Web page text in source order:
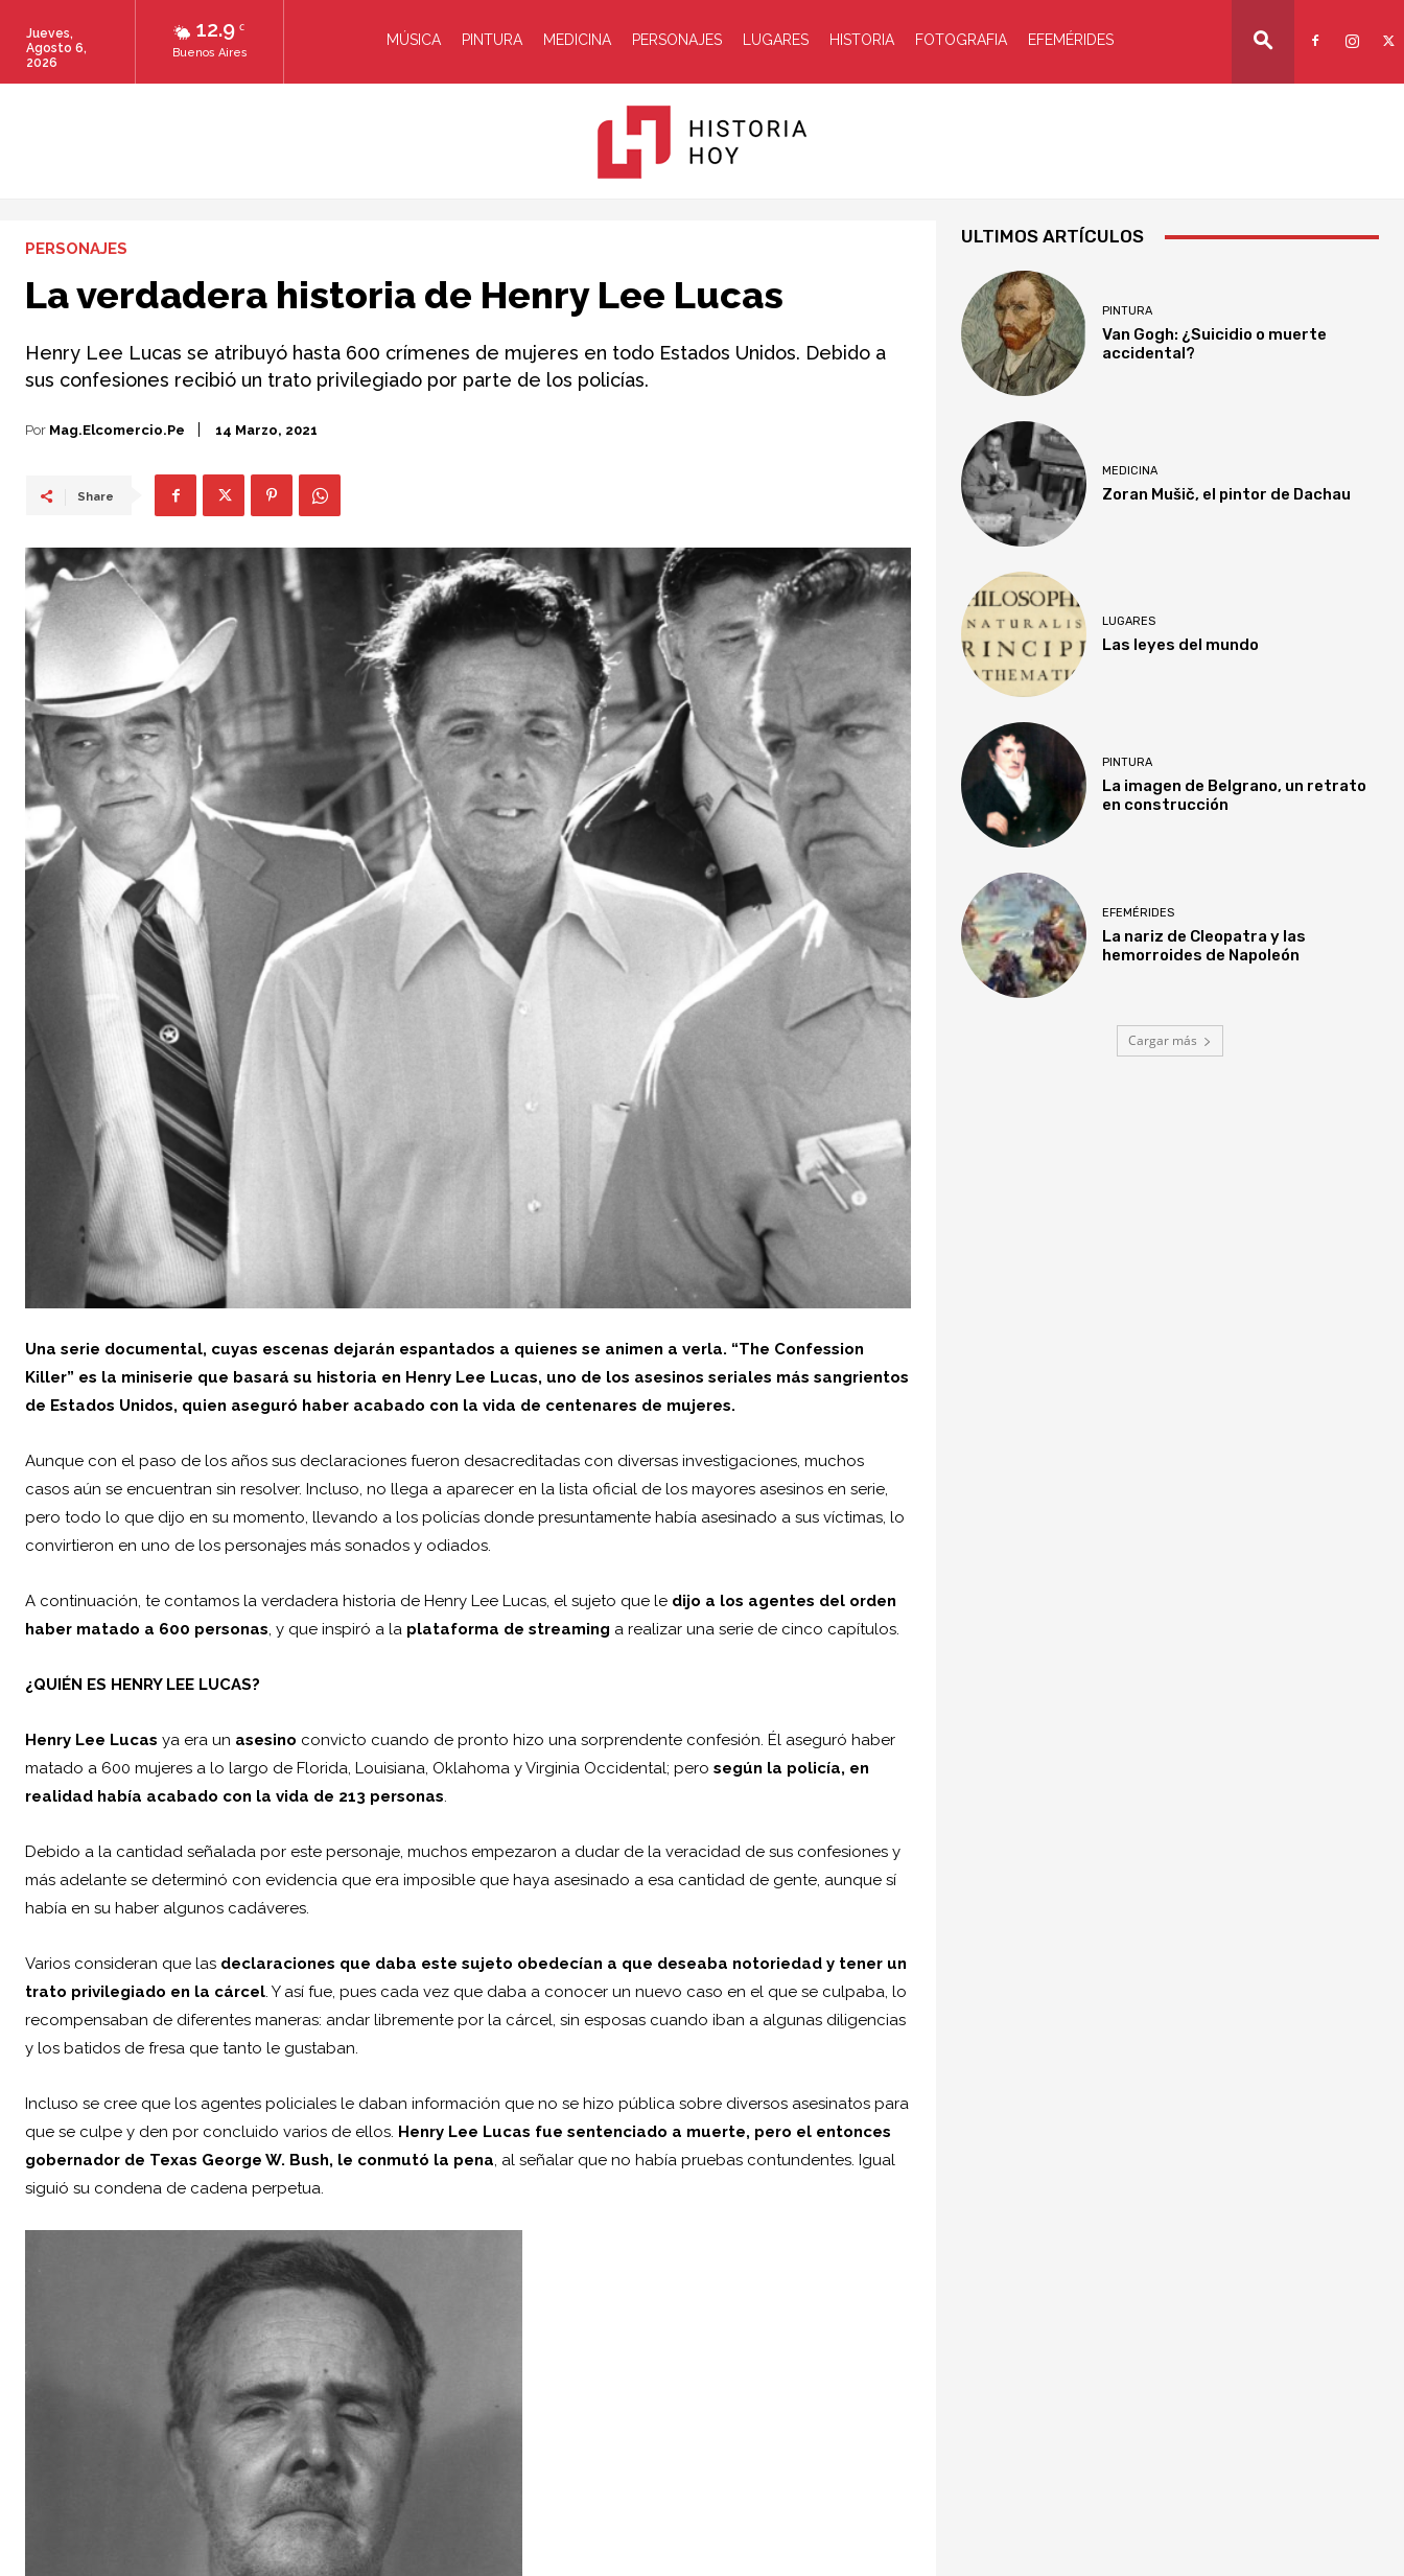
12.9 C
Buenos Aires
Jueves,
Agosto 6,
2026
MÚSICA PINTURA MEDICINA PERSONAJES LUGARES HISTORIA FOTOGRAFIA EFEMÉRIDES
PERSONAJES
La verdadera historia de Henry Lee Lucas
Henry Lee Lucas se atribuyó hasta 600 crímenes de mujeres en todo Estados Unidos. Debido a
sus confesiones recibió un trato privilegiado por parte de los policías.
Por Mag.elcomercio.pe 14 Marzo, 2021
Share
Una serie documental, cuyas escenas dejarán espantados a quienes se animen a verla. “The Confession
Killer” es la miniserie que basará su historia en Henry Lee Lucas, uno de los asesinos seriales más sangrientos
de Estados Unidos, quien aseguró haber acabado con la vida de centenares de mujeres.
Aunque con el paso de los años sus declaraciones fueron desacreditadas con diversas investigaciones, muchos
casos aún se encuentran sin resolver. Incluso, no llega a aparecer en la lista oficial de los mayores asesinos en serie,
pero todo lo que dijo en su momento, llevando a los policías donde presuntamente había asesinado a sus víctimas, lo
convirtieron en uno de los personajes más sonados y odiados.
A continuación, te contamos la verdadera historia de Henry Lee Lucas, el sujeto que le dijo a los agentes del orden
haber matado a 600 personas , y que inspiró a la plataforma de streaming a realizar una serie de cinco capítulos.
¿QUIÉN ES HENRY LEE LUCAS?
Henry Lee Lucas ya era un asesino convicto cuando de pronto hizo una sorprendente confesión. Él aseguró haber
matado a 600 mujeres a lo largo de Florida, Louisiana, Oklahoma y Virginia Occidental; pero según la policía, en
realidad había acabado con la vida de 213 personas
Debido a la cantidad señalada por este personaje, muchos empezaron a dudar de la veracidad de sus confesiones y
más adelante se determinó con evidencia que era imposible que haya asesinado a esa cantidad de gente, aunque sí
había en su haber algunos cadáveres.
Varios consideran que las declaraciones que daba este sujeto obedecían a que deseaba notoriedad y tener un
trato privilegiado en la cárcel . Y así fue, pues cada vez que daba a conocer un nuevo caso en el que se culpaba, lo
recompensaban de diferentes maneras: andar libremente por la cárcel, sin esposas cuando iban a algunas diligencias
y los batidos de fresa que tanto le gustaban.
Incluso se cree que los agentes policiales le daban información que no se hizo pública sobre diversos asesinatos para
que se culpe y den por concluido varios de ellos. Henry Lee Lucas fue sentenciado a muerte, pero el entonces
gobernador de Texas George W. Bush, le conmutó la pena , al señalar que no había pruebas contundentes. Igual
siguió su condena de cadena perpetua.
ULTIMOS ARTÍCULOS
PINTURA
Van Gogh: ¿Suicidio o muerte
accidental?
MEDICINA
Zoran Mušič, el pintor de Dachau
LUGARES
Las leyes del mundo
PINTURA
La imagen de Belgrano, un retrato
en construcción
EFEMÉRIDES
La nariz de Cleopatra y las
hemorroides de Napoleón
Cargar más